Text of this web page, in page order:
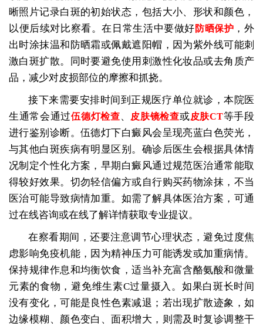
晰照片记录白斑的初始状态，包括大小、形状和颜色，
以便后续对比察看。在日常生活中要做好 防晒保护 ，外
出时涂抹温和防晒霜或佩戴遮阳帽，因为紫外线可能刺
激白斑扩散。同时要避免使用刺激性化妆品或去角质产
品，减少对皮损部位的摩擦和抓挠。
接下来需要安排时间到正规医疗单位就诊，本院医
生通常会通过伍德灯检查、 皮肤镜检查或皮肤CT等手段
进行鉴别诊断。伍德灯下白癜风会呈现亮蓝白色荧光，
与其他白斑疾病有明显区别。确诊后医生会根据具体情
况制定个性化方案，早期白癜风通过规范医治通常能取
得较好效果。切勿轻信偏方或自行购买药物涂抹，不当
医治可能导致病情加重。如需了解具体医治方案，可通
过在线咨询或在线了解详情获取专业提议。
在察看期间，还要注意调节心理状态，避免过度焦
虑影响免疫机能，因为精神压力可能诱发或加重病情。
保持规律作息和均衡饮食，适当补充富含酪氨酸和微量
元素的食物，避免维生素C过量摄入。如果白斑长时间
没有变化，可能是良性色素减退；若出现扩散迹象，如
边缘模糊、颜色变白、面积增大，则需及时复诊调整干